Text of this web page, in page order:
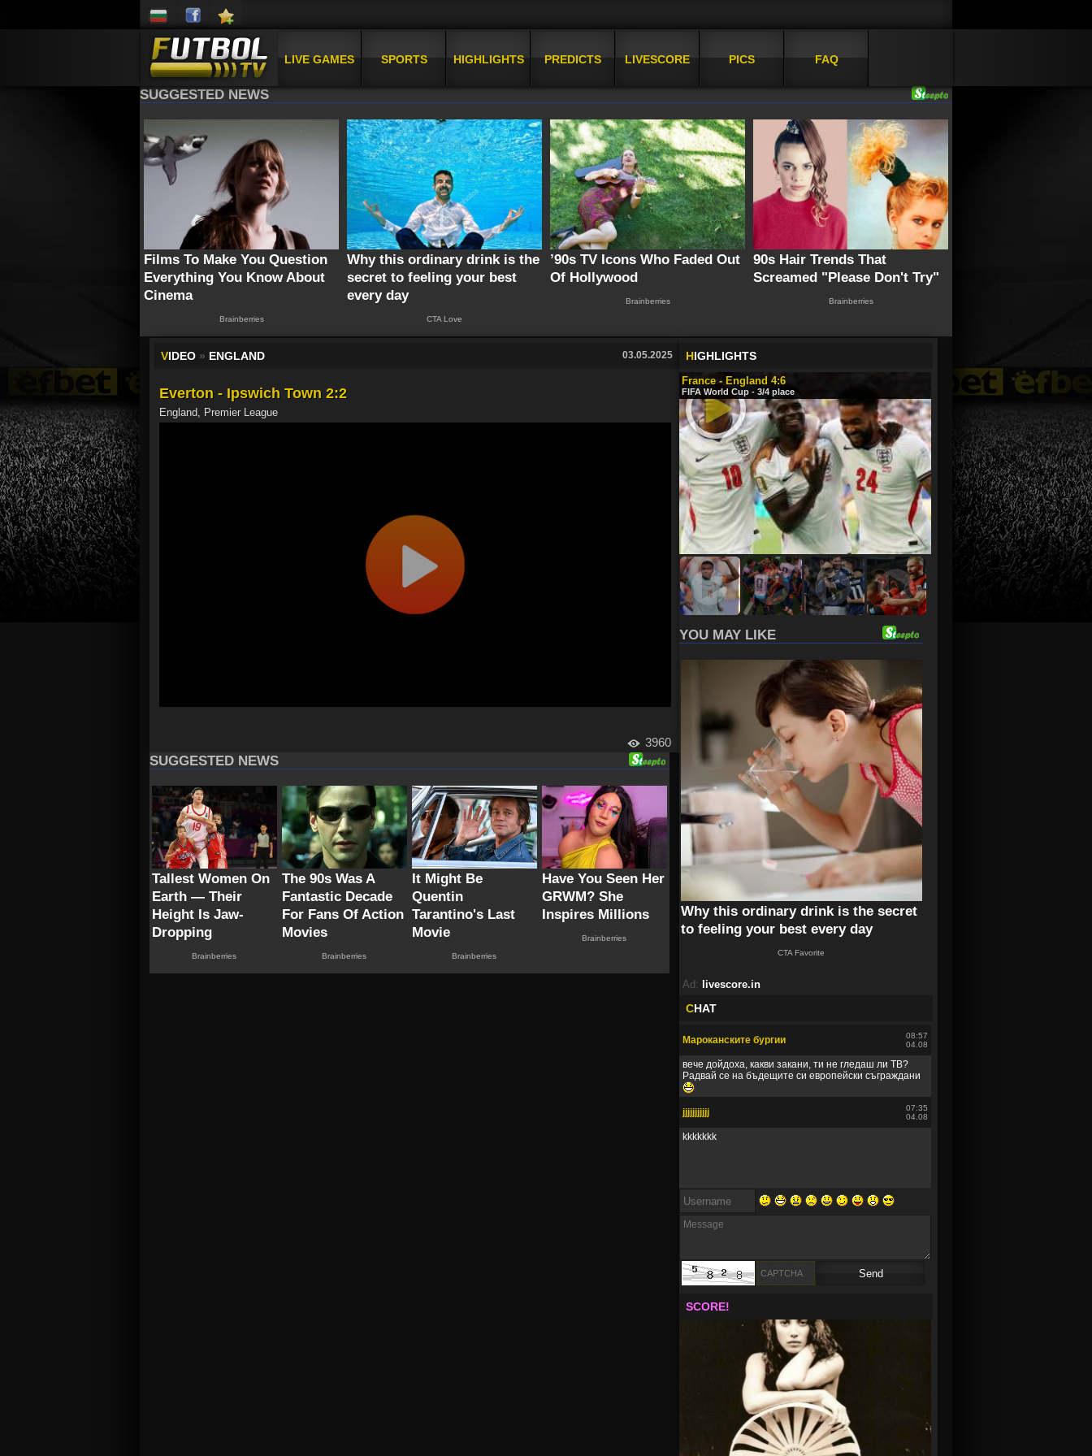
LIVE GAMES SPORTS HIGHLIGHTS PREDICTS LIVESCORE PICS FAQ
VIDEO » ENGLAND 03.05.2025
Everton - Ipswich Town 2:2
England, Premier League
3960
HIGHLIGHTS
France - England 4:6
FIFA World Cup - 3/4 place
Ad: livescore.in
CHAT
Мароканските бургии
08:57
04.08
вече дойдоха, какви закани, ти не гледаш ли ТВ?
Радвай се на бъдещите си европейски съграждани
jjjjjjjjjjj
07:35
04.08
kkkkkkk
SCORE!